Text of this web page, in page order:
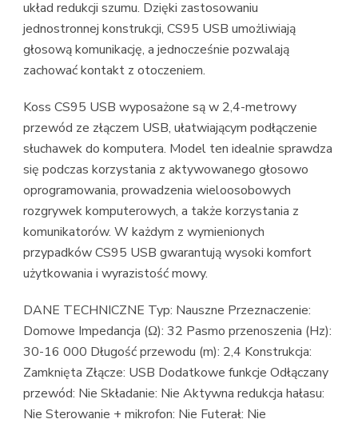
układ redukcji szumu. Dzięki zastosowaniu
jednostronnej konstrukcji, CS95 USB umożliwiają
głosową komunikację, a jednocześnie pozwalają
zachować kontakt z otoczeniem.
Koss CS95 USB wyposażone są w 2,4-metrowy
przewód ze złączem USB, ułatwiającym podłączenie
słuchawek do komputera. Model ten idealnie sprawdza
się podczas korzystania z aktywowanego głosowo
oprogramowania, prowadzenia wieloosobowych
rozgrywek komputerowych, a także korzystania z
komunikatorów. W każdym z wymienionych
przypadków CS95 USB gwarantują wysoki komfort
użytkowania i wyrazistość mowy.
DANE TECHNICZNE Typ: Nauszne Przeznaczenie:
Domowe Impedancja (Ω): 32 Pasmo przenoszenia (Hz):
30-16 000 Długość przewodu (m): 2,4 Konstrukcja:
Zamknięta Złącze: USB Dodatkowe funkcje Odłączany
przewód: Nie Składanie: Nie Aktywna redukcja hałasu:
Nie Sterowanie + mikrofon: Nie Futerał: Nie